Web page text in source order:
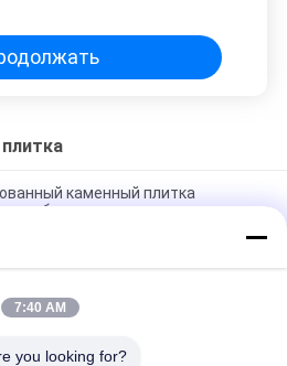
каменный плитка
баланса
каменная плитка
Покрытие стола
Сцинтированные каменные
7:40 AM
you looking for?